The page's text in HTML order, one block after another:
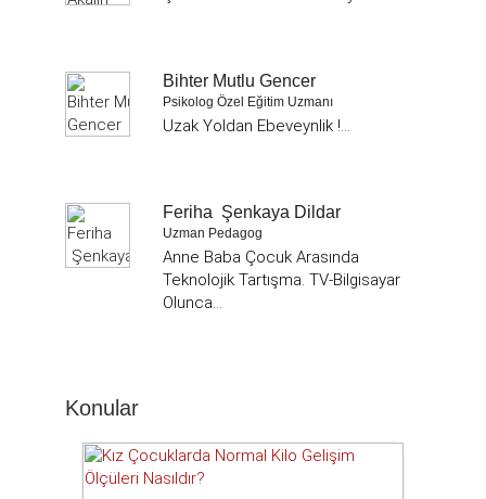
Bihter Mutlu Gencer
Psikolog Özel Eğitim Uzmanı
Uzak Yoldan Ebeveynlik !...
Feriha Şenkaya Dildar
Uzman Pedagog
Anne Baba Çocuk Arasında
Teknolojik Tartışma. TV-Bilgisayar
Olunca...
Konular